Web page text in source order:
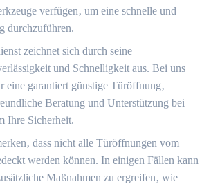
verfügen‚ um eine schnelle und
durchzuführen.
zeichnet sich durch seine
und Schnelligkeit aus.​ Bei uns
eine garantiert günstige Türöffnung‚
Beratung und Unterstützung bei
Ihre Sicherheit.​
dass nicht alle Türöffnungen vom
werden können.​ In einigen Fällen kann
Maßnahmen zu ergreifen‚ wie